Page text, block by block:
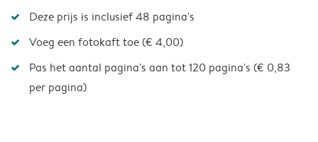
Deze prijs is inclusief 48 pagina's
Voeg een fotokaft toe (€ 4,00)
Pas het aantal pagina's aan tot 120 pagina's (€ 0,83
per pagina)